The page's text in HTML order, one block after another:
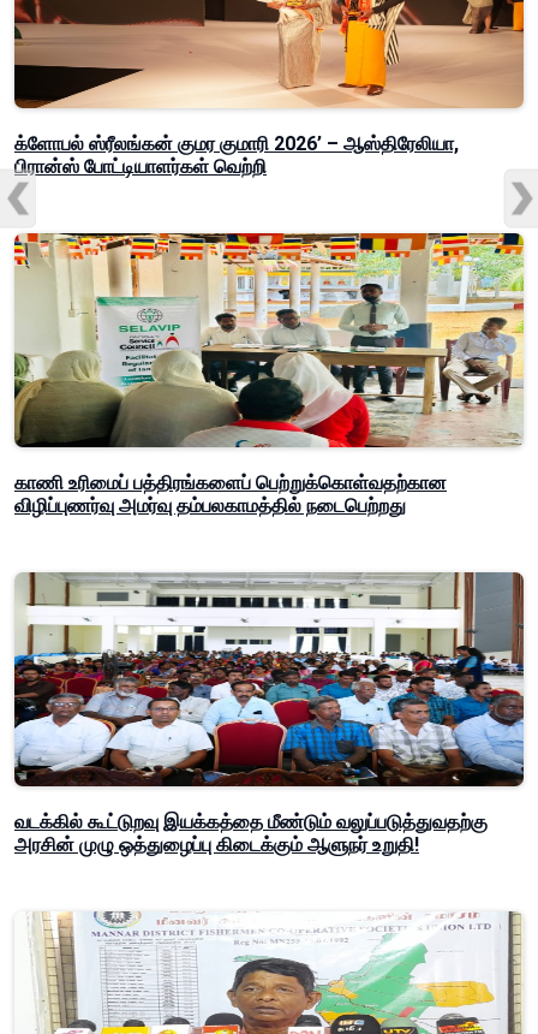
க்ளோபல் ஸ்ரீலங்கன் குமர குமாரி 2026’ – ஆஸ்திரேலியா,
பிரான்ஸ் போட்டியாளர்கள் வெற்றி
காணி உரிமைப் பத்திரங்களைப் பெற்றுக்கொள்வதற்கான
விழிப்புணர்வு அமர்வு தம்பலகாமத்தில் நடைபெற்றது
வடக்கில் கூட்டுறவு இயக்கத்தை மீண்டும் வலுப்படுத்துவதற்கு
அரசின் முழு ஒத்துழைப்பு கிடைக்கும் ஆளுநர் உறுதி!